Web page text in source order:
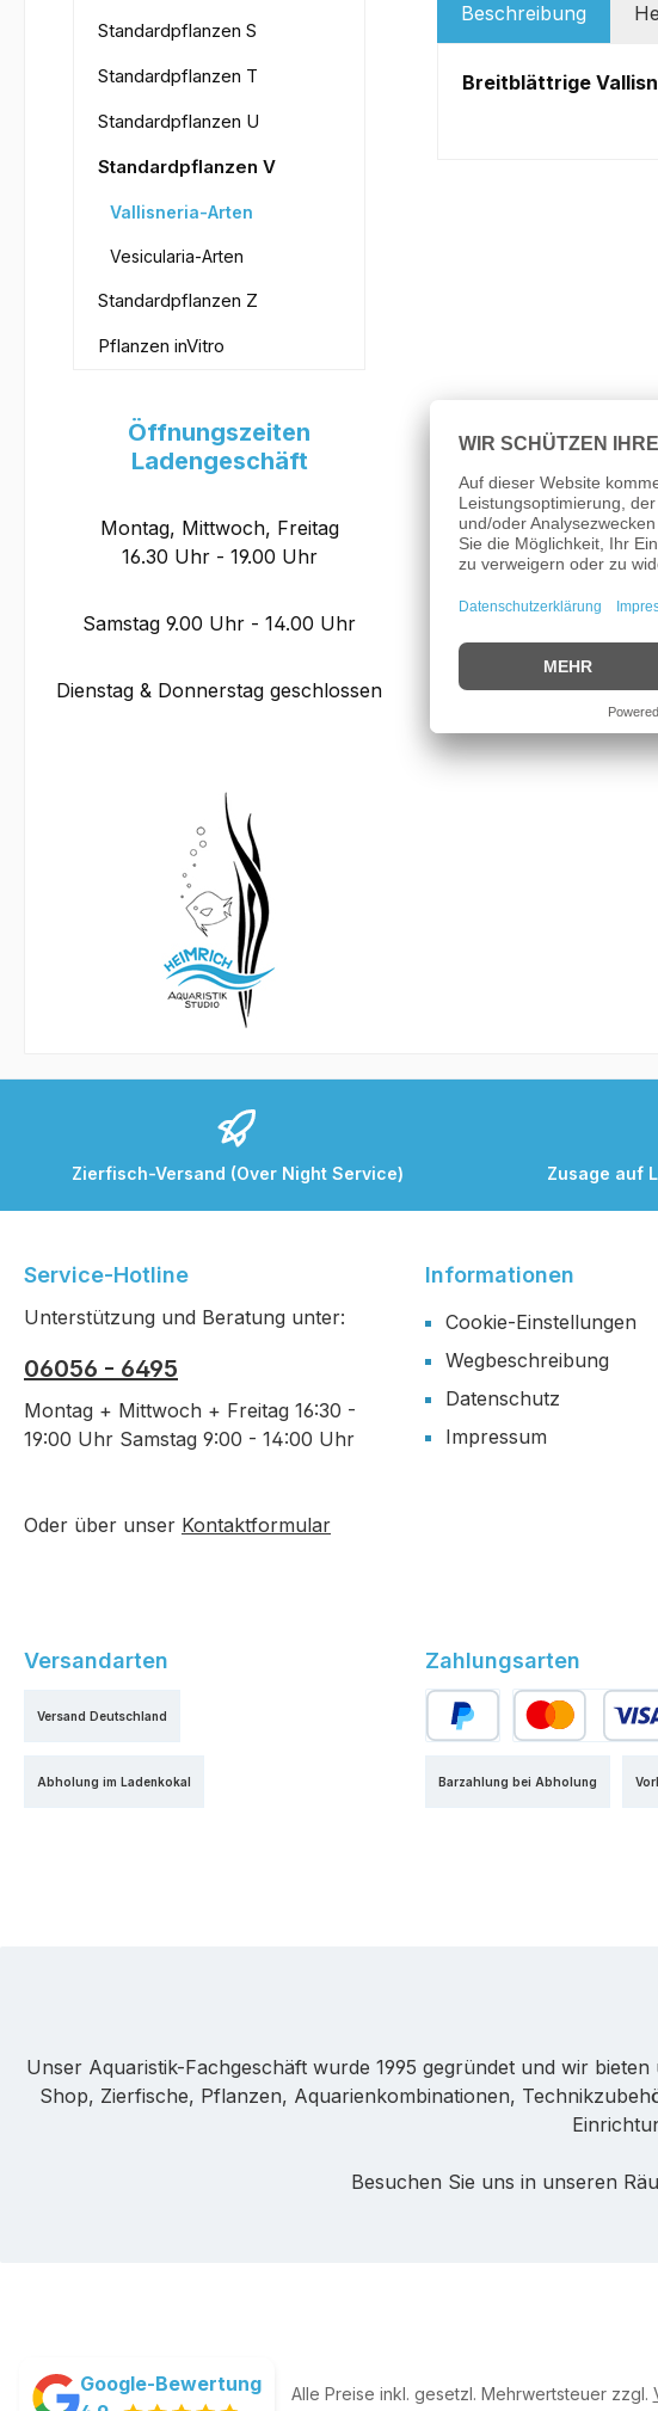
Standardpflanzen S
Standardpflanzen T
Standardpflanzen U
Standardpflanzen V
Vallisneria-Arten
Vesicularia-Arten
Standardpflanzen Z
Pflanzen inVitro
Öffnungszeiten
Ladengeschäft
Montag, Mittwoch, Freitag
16.30 Uhr - 19.00 Uhr
Samstag 9.00 Uhr - 14.00 Uhr
Dienstag & Donnerstag geschlossen
Beschreibung
Breitblättrige
Zierfisch-Versand (Over Night Service) Zusage auf
Service-Hotline
Unterstützung und Beratung unter:
06056 - 6495
Montag + Mittwoch + Freitag 16:30 -
19:00 Uhr Samstag 9:00 - 14:00 Uhr
Oder über unser Kontaktformular
Informationen
Cookie-Einstellungen
Wegbeschreibung
Datenschutz
Impressum
Versandarten
Versand Deutschland
Abholung im Ladenkokal
Zahlungsarten
Barzahlung bei Abholung
Unser Aquaristik-Fachgeschäft wurde 1995 gegründet und wir
Shop, Zierfische, Pflanzen, Aquarienkombinationen,
Besuchen Sie uns in unseren
Alle Preise inkl. gesetzl. Mehrwertsteuer zzgl.
Google-Bewertung